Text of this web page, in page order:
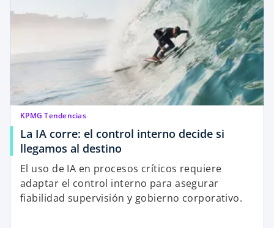
KPMG Tendencias
La IA corre: el control interno decide si
llegamos al destino
El uso de IA en procesos críticos requiere
adaptar el control interno para asegurar
fiabilidad supervisión y gobierno corporativo.